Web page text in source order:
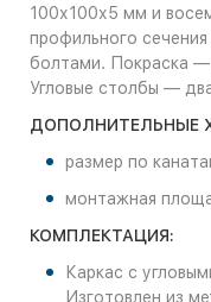
100х100х5 мм и
профильного
болтами. Покраска
Угловые столбы —
ДОПОЛНИТЕЛЬНЫЕ
размер по
монтажная
КОМПЛЕКТАЦИЯ:
Каркас с
Изготовлен из